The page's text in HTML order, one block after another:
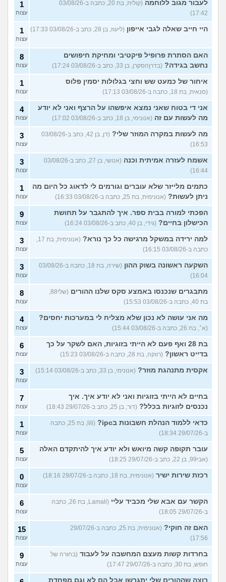
לעבור מגוב ללוחמה
(קולית, בת 20, כתבה ב-03/08/26
17:42)
1
עצות
היי חייב שאלה לגבי אייפון (ליעוז, בן 28, כתב ב-03/08/26 17:33) 1
עצות
האם הסתרת פרופיל פיקטיבי ומחיקת חיפושים
נחשב בגידה? (בדרןהסקרן, בן 33, כתב ב-03/08/26 17:24)
8
עצות
איחור של כמעט שש וחצי בגלולות יסמין פלוס
(סנאית, בת 18, כתבה ב-03/08/26 17:13)
1
עצות
אני די בטוח שאני נמצא איפשהו על הרצף ואני לא יודע
מה לעשות עם זה (אנונימי, בן 18, כתב ב-03/08/26 17:02)
4
עצות
מה לעשות במקרה המוזר שלי?
(דן, בן 42, כתב ב-03/08/26
16:53)
3
עצות
אשמח לעזרה אמיתית וכנה
(אנושי, בן 27, כתב ב-03/08/26
16:44)
3
עצות
כתמים מלייזר שלא עוברים וגורמים לי לדאוג כל היום מה
ניתן לעשות? (אנונימית, בת 25, כתבה ב-03/08/26 16:33)
1
עצות
הפכתי למורה בבית ספר. איך להתגבר על תחושת
הכישלון בחיים? (גידי, בן 40, כתב ב-03/08/26 16:24)
9
עצות
למה ירידה במשקל מרגישה כל כך נורא?
(אנונימית, בת 17,
כתבה ב-03/08/26 16:15)
3
עצות
השקעה ראשונה בשוק ההון
(שירה, בת 18, כתבה ב-03/08/26
16:04)
3
עצות
מתבגרים שנכנסו באמצע סקס שלנו ההורים
(שלי88,
בת 40, כתבה ב-03/08/26 15:53)
8
עצות
מה אני עושה לא נכון שלא מצליח לי במערכות יחסים?
(א׳, בת 26, כתבה ב-03/08/26 15:44)
4
עצות
בת 28 ואף פעם לא הייתי בזוגיות, האם לשקר על כך
בדייט ראשון? (רווקה, בת 28, כתבה ב-03/08/26 15:23)
6
עצות
אקסית מתנהגת מוזר? (אנונימי, בן 33, כתב ב-03/08/26 15:14) 3
עצות
בחיים לא הייתי בזוגיות ואני לא יודע איך. איך
נכנסים לזוגיות בכלל? (דור, בן 25, כתב ב-29/07/26 18:43)
7
עצות
כדאי ללמוד הנהלת חשבונות בipc?
(lili, בת 25, כתבה
ב-29/07/26 18:34)
1
עצות
עובר תקופה קשה מיואש ולא יודע איך להיתקדם האלה
(אבי99, בן 22, כתב ב-29/07/26 18:25)
5
עצות
רכזת שירות ישיר (אנונימית, בת 18, כתבה ב-29/07/26 18:16) 0
עצות
הקשר עם אבא שלי מכביד עליי
(Lamali, בת 26, כתבה
ב-29/07/26 18:05)
6
עצות
האם זה חוקי?
(אנונימית, בת 25, כתבה ב-29/07/26
17:56)
15
עצות
בחרדות קשות מעצם המחשבה על לעבוד (בחורה של
חופש, בת 30, כתבה ב-29/07/26 17:47)
9
עצות
רוצה שההורים שלי יתגרשו אבל הם לא וגם מפחדת